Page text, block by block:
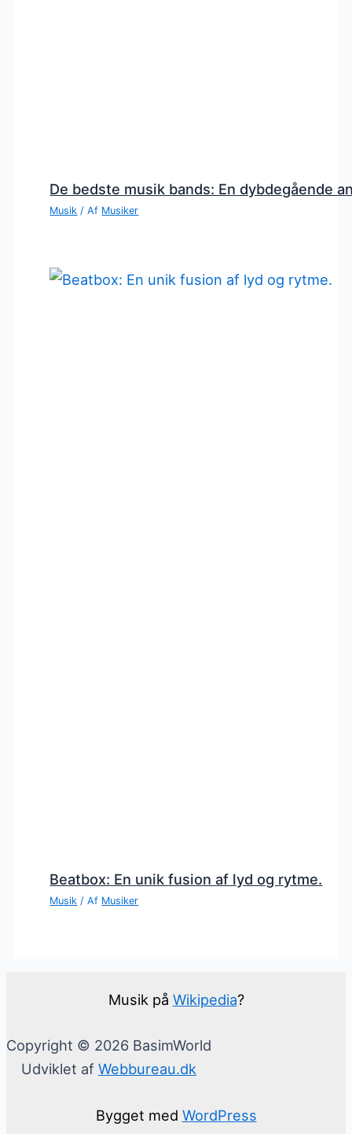
De bedste musik bands: En dybdegående
Musik / Af Musiker
Beatbox: En unik fusion af lyd og rytme.
Musik / Af Musiker
Musik på Wikipedia?
Copyright © 2026 BasimWorld
Udviklet af Webbureau.dk
Bygget med WordPress